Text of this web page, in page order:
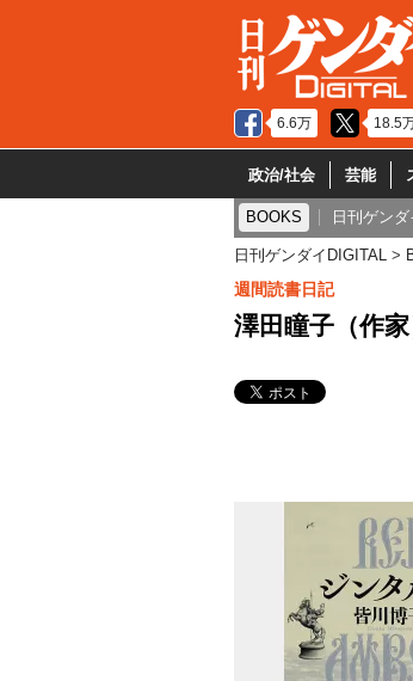
6.6万 18.5
政治/社会 芸能
BOOKS 日刊ゲン
日刊ゲンダイDIGITAL
週間読書日記
澤田瞳子（作